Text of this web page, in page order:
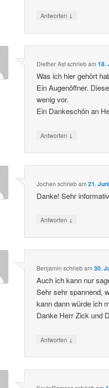
Antworten ↓
Diether Astschriebam18.
Was ich hier gehört
Ein Augenöffner.
wenig vor.
Ein Dankeschön an
Antworten ↓
Jochen schriebam21.
Danke! Sehr
Antworten ↓
Benjamin schriebam30.
Auch ich kann nur
Sehr sehr spannend,
kann dann würde ich
Danke Herr Zick und
Antworten ↓